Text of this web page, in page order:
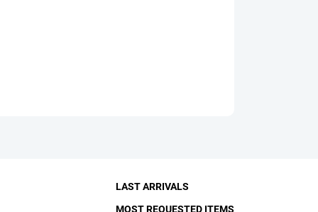
LAST ARRIVALS
MOST REQUESTED ITEMS